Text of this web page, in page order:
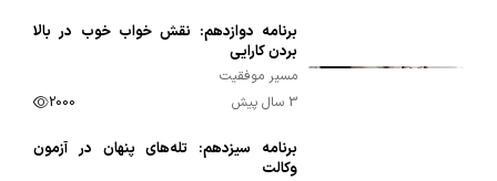
برنامه دوازدهم: نقش خواب خوب در بالا
بردن کارایی
مسیر موفقیت
3 سال پیش
2000
برنامه سیزدهم: تله‌های پنهان در آزمون
وکالت